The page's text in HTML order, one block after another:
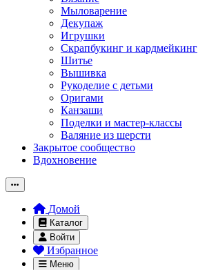
Мыловарение
Декупаж
Игрушки
Скрапбукинг и кардмейкинг
Шитье
Вышивка
Рукоделие с детьми
Оригами
Канзаши
Поделки и мастер-классы
Валяние из шерсти
Закрытое сообщество
Вдохновение
Домой
Каталог
Войти
Избранное
Меню